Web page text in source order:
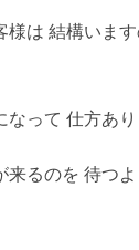
様は 結構いま
なって 仕方あり
来るのを 待つ